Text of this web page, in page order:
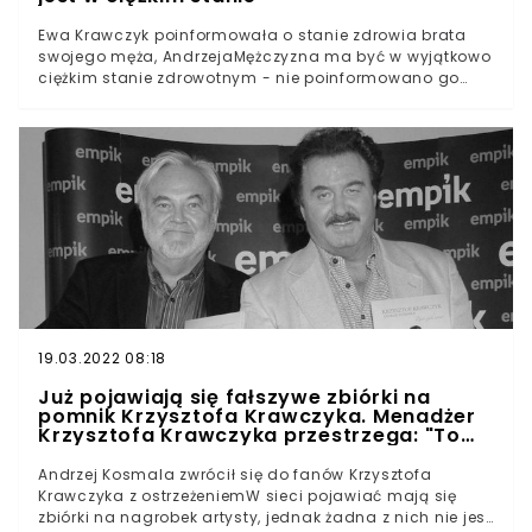
Ewa Krawczyk poinformowała o stanie zdrowia brata
swojego męża, AndrzejaMężczyzna ma być w wyjątkowo
ciężkim stanie zdrowotnym - nie poinformowano go
19.03.2022 08:18
Już pojawiają się fałszywe zbiórki na
pomnik Krzysztofa Krawczyka. Menadżer
Krzysztofa Krawczyka przestrzega: "To
oszustwo!"
Andrzej Kosmala zwrócił się do fanów Krzysztofa
Krawczyka z ostrzeżeniemW sieci pojawiać mają się
zbiórki na nagrobek artysty, jednak żadna z nich nie jest